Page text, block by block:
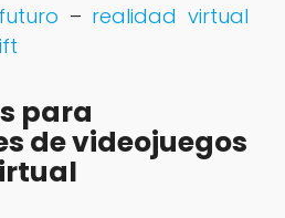
– realidad virtual
para
de videojuegos